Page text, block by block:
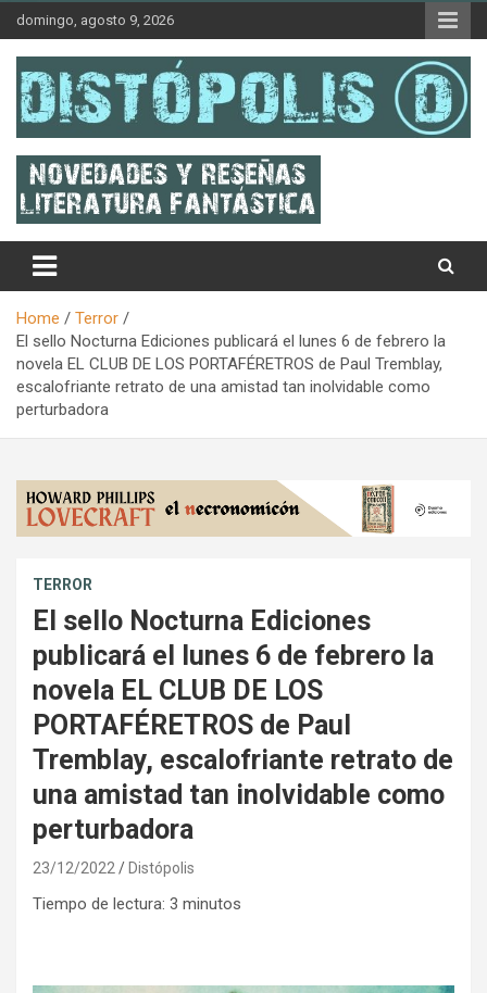
Skip
content
domingo, agosto 9, 2026
Distópolis
Home
Terror
El sello Nocturna Ediciones publicará el lunes 6 de febrero la
novela EL CLUB DE LOS PORTAFÉRETROS de Paul Tremblay,
escalofriante retrato de una amistad tan inolvidable como
perturbadora
TERROR
El sello Nocturna Ediciones
publicará el lunes 6 de febrero la
novela EL CLUB DE LOS
PORTAFÉRETROS de Paul
Tremblay, escalofriante retrato de
una amistad tan inolvidable como
perturbadora
23/12/2022 Distópolis
Tiempo de lectura: 3 minutos